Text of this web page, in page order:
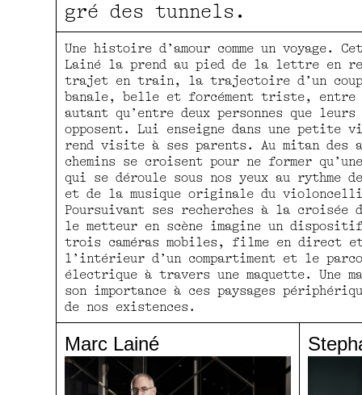
gré des tunnels.
Une histoire d’amour comme un voyage.
Lainé la prend au pied de la lettre en
trajet en train, la trajectoire d’un
banale, belle et forcément triste, entre
autant qu’entre deux personnes que
opposent. Lui enseigne dans une
rend visite à ses parents. Au mitan des
chemins se croisent pour ne former
qui se déroule sous nos yeux au rythme
et de la musique originale du
Poursuivant ses recherches à la croisée
le metteur en scène imagine un
trois caméras mobiles, filme en direct
l’intérieur d’un compartiment et le
électrique à travers une maquette. Une
son importance à ces paysages
de nos existences.
Marc Lainé